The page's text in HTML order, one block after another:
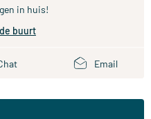
in huis!
buurt
Email